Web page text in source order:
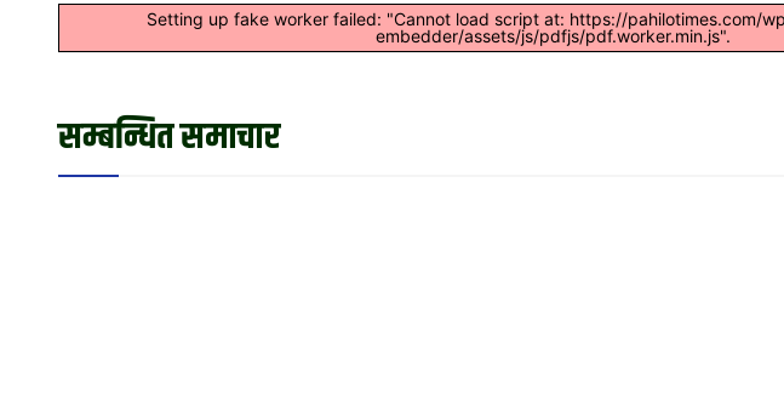
Setting up fake worker failed: "Cannot load script at: https://pahilotimes.com/
embedder/assets/js/pdfjs/pdf.worker.min.js".
सम्बन्धित समाचार